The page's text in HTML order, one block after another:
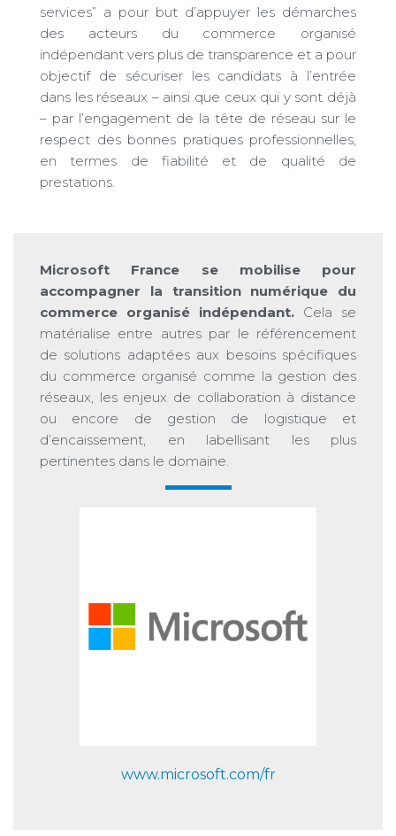
services” a pour but d’appuyer les démarches
des acteurs du commerce organisé
indépendant vers plus de transparence et a pour
objectif de sécuriser les candidats à l’entrée
dans les réseaux – ainsi que ceux qui y sont déjà
– par l’engagement de la tête de réseau sur le
respect des bonnes pratiques professionnelles,
en termes de fiabilité et de qualité de
prestations.
www.microsoft.com/fr
Microsoft France se mobilise pour
accompagner la transition numérique du
commerce organisé indépendant. Cela se
matérialise entre autres par le référencement
de solutions adaptées aux besoins spécifiques
du commerce organisé comme la gestion des
réseaux, les enjeux de collaboration à distance
ou encore de gestion de logistique et
d’encaissement, en labellisant les plus
pertinentes dans le domaine.